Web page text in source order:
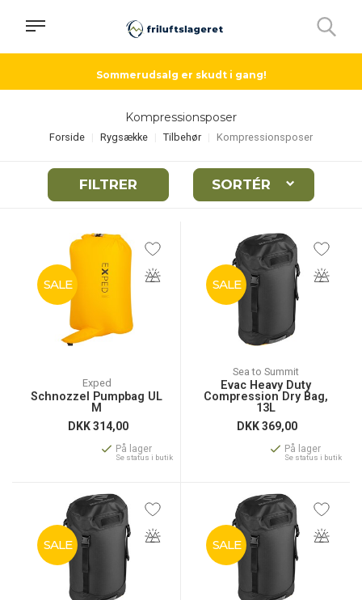
Sommerudsalg er skudt i gang!
Kompressionsposer
Forside Rygsække Tilbehør Kompressionsposer
FILTRER SORTÉR
SALE
Exped
Schnozzel Pumpbag UL
M
DKK314,00
På lager
Se status i butik
SALE
Sea to Summit
Evac Heavy Duty
Compression Dry Bag,
13L
DKK369,00
På lager
Se status i butik
SALE SALE